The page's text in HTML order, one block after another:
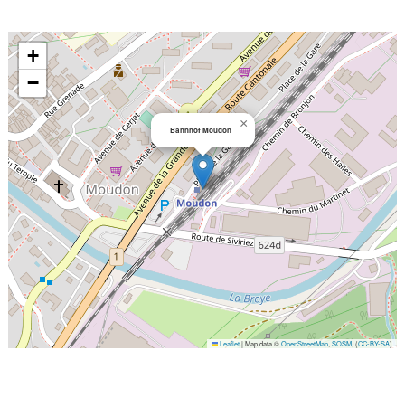
Bahnhof Moudon ×
+
−
Leaflet|Map data ©OpenStreetMap ,SOSM , (CC-BY-SA)